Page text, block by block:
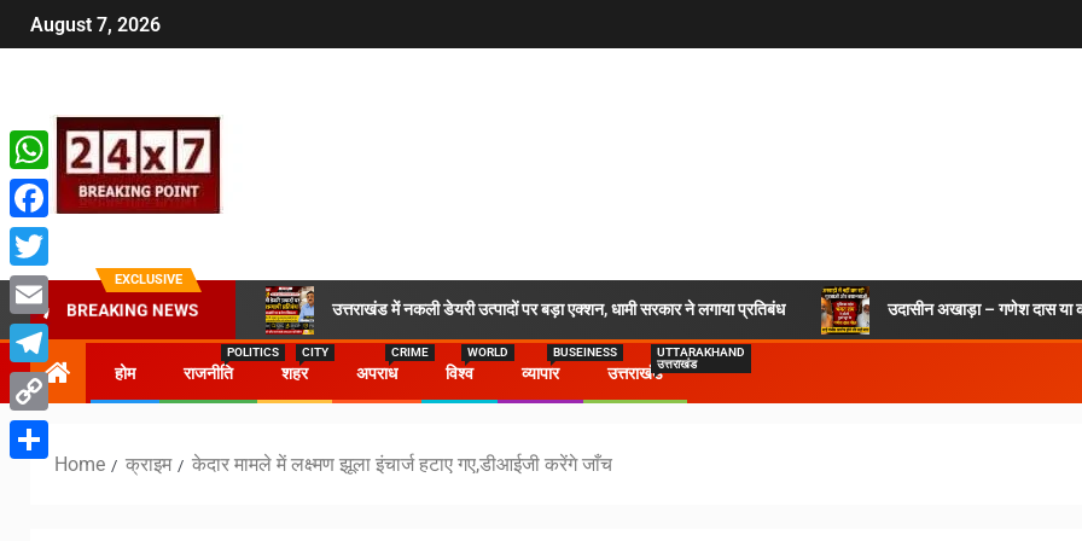
August 7, 2026
EXCLUSIVE
BREAKING NEWS उत्तराखंड में नकली डेयरी उत्पादों पर बड़ा एक्शन, धामी सरकार ने लगाया प्रतिबंध उदासीन अखाड़ा – गणेश दास या
होम राजनीति
POLITICS
शहर
CITY
अपराध
CRIME
विश्व
WORLD
व्यापार
BUSEINESS
उत्तराखंड
UTTARAKHAND
उत्तराखंड
Home क्राइम केदार मामले में लक्ष्मण झूला इंचार्ज हटाए गए,डीआईजी करेंगे जाँच
WhatsApp
Facebook
Twitter
Email
Telegram
Copy
Share